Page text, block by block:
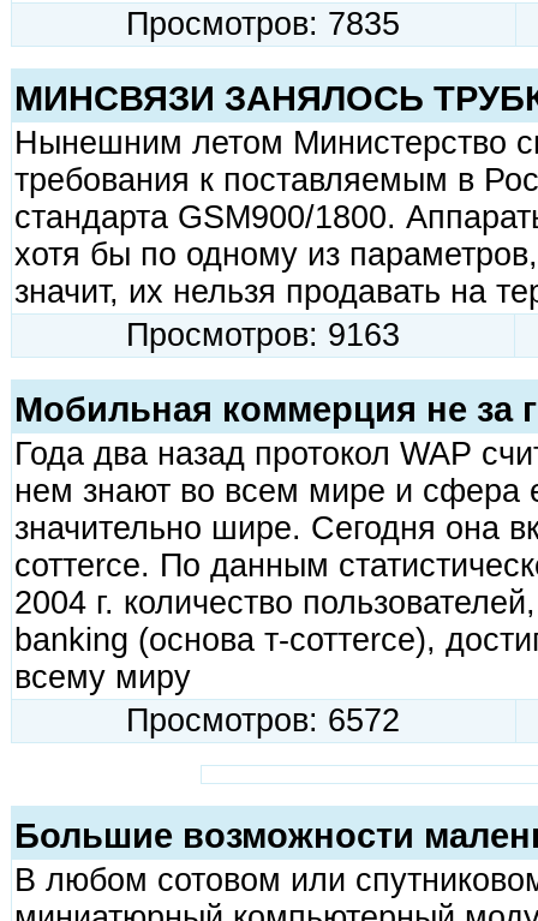
Просмотров: 7835
МИНСВЯЗИ ЗАНЯЛОСЬ
Нынешним летом Министерство
требования к поставляемым в
стандарта GSM900/1800.
хотя бы по одному из
значит, их нельзя продавать на
Просмотров: 9163
Мобильная коммерция не за
Года два назад протокол WAP
нем знают во всем мире и сфера
значительно шире. Сегодня она
соттеrcе. По данным
2004 г. количество
banking (основа т-соттеrce),
всему миру
Просмотров: 6572
Большие возможности
В любом сотовом или